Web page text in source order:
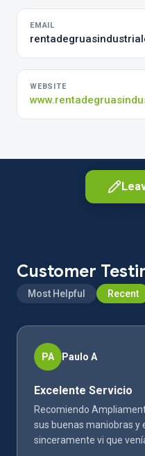
EMAIL
WEBSITE
As a
Share your
Customer
Most Helpful Recent
PA Paulo A
Excelente Servicio
Recomiendo
sus buenas maniobras y
sinceramente vi que